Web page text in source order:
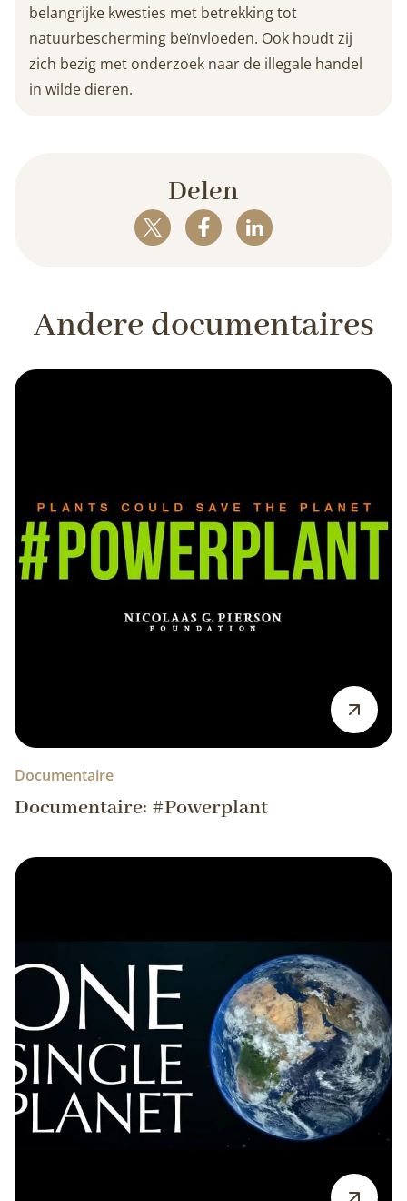
belangrijke kwesties met betrekking tot
natuurbescherming beïnvloeden. Ook houdt zij
zich bezig met onderzoek naar de illegale handel
in wilde dieren.
Delen
Andere documentaires
Documentaire
Documentaire: #Powerplant